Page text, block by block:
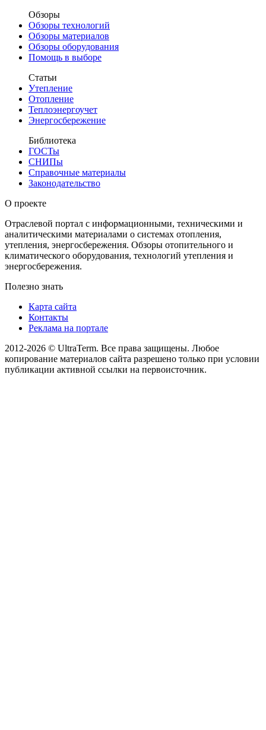
Обзоры
Обзоры технологий
Обзоры материалов
Обзоры оборудования
Помощь в выборе
Статьи
Утепление
Отопление
Теплоэнергоучет
Энергосбережение
Библиотека
ГОСТы
СНИПы
Справочные материалы
Законодательство
О проекте
Отраслевой портал с информационными, техническими и
аналитическими материалами о системах отопления,
утепления, энергосбережения. Обзоры отопительного и
климатического оборудования, технологий утепления и
энергосбережения.
Полезно знать
Карта сайта
Контакты
Реклама на портале
2012-2026 © UltraTerm. Все права защищены. Любое
копирование материалов сайта разрешено только при условии
публикации активной ссылки на первоисточник.